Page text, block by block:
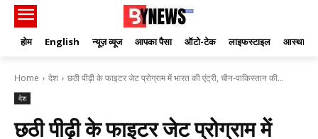
होम English न्यूज़ व्यूज आपका पैसा ऑटो-टेक लाइफस्टाइल आस्था
Home देश छठी पीढ़ी के फाइटर जेट प्रोग्राम में भारत की एंट्री, चीन-पाकिस्तान की...
देश
छठी पीढ़ी के फाइटर जेट प्रोग्राम में